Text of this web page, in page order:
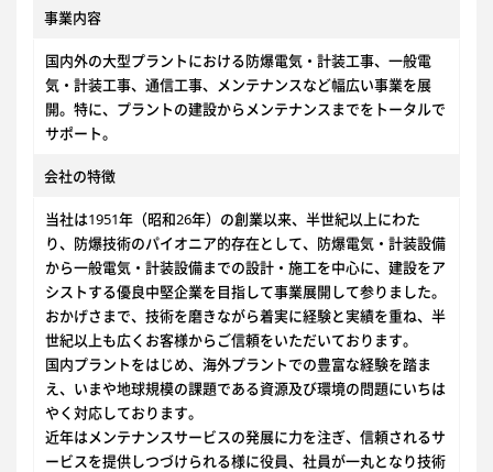
事業内容
国内外の大型プラントにおける防爆電気・計装工事、一般電
気・計装工事、通信工事、メンテナンスなど幅広い事業を展
開。特に、プラントの建設からメンテナンスまでをトータルで
サポート。
会社の特徴
当社は1951年（昭和26年）の創業以来、半世紀以上にわた
り、防爆技術のパイオニア的存在として、防爆電気・計装設備
から一般電気・計装設備までの設計・施工を中心に、建設をア
シストする優良中堅企業を目指して事業展開して参りました。
おかげさまで、技術を磨きながら着実に経験と実績を重ね、半
世紀以上も広くお客様からご信頼をいただいております。
国内プラントをはじめ、海外プラントでの豊富な経験を踏ま
え、いまや地球規模の課題である資源及び環境の問題にいちは
やく対応しております。
近年はメンテナンスサービスの発展に力を注ぎ、信頼されるサ
ービスを提供しつづけられる様に役員、社員が一丸となり技術